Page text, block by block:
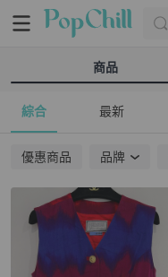
商品
綜合 最新
優惠商品 品牌